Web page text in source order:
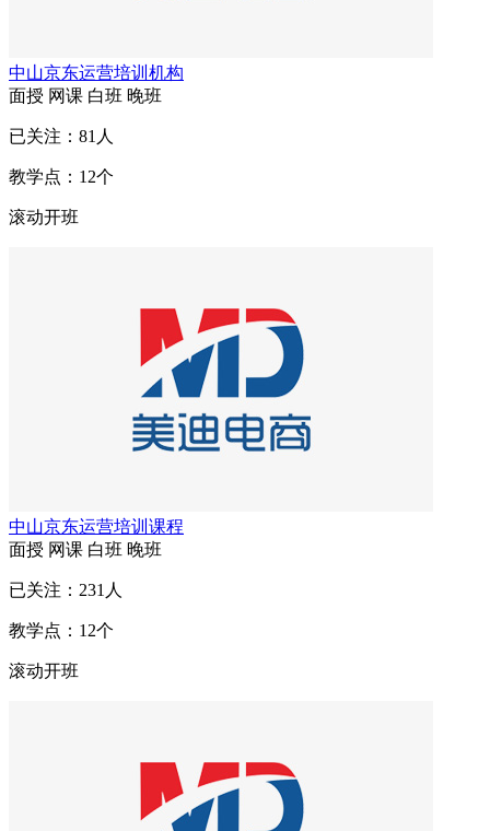
中山京东运营培训机构
面授 网课 白班 晚班
已关注： 81 人
教学点： 12个
滚动开班
中山京东运营培训课程
面授 网课 白班 晚班
已关注： 231 人
教学点： 12个
滚动开班